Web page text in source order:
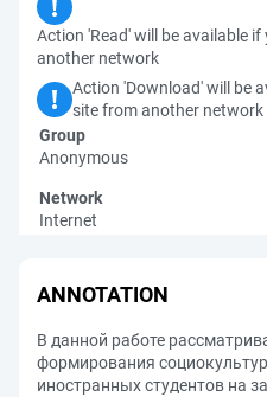
Action 'Read' will be available
another network
Action 'Download' will be
site from another network
Group
Anonymous
Network
Internet
ANNOTATION
В данной работе
формирования
иностранных студентов на